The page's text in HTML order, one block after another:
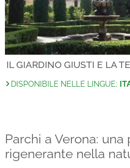
IL GIARDINO GIUSTI E LA
DISPONIBILE NELLE LINGUE:
Parchi a Verona: una
rigenerante nella